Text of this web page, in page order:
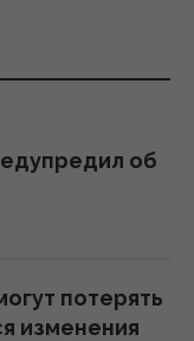
по РФ, -
о
об
потерять
изменения